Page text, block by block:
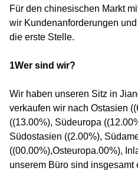
Für den chinesischen Markt
wir Kundenanforderungen
die erste Stelle.
1Wer sind wir?
Wir haben unseren Sitz in
verkaufen wir nach Ostasien
((13.00%), Südeuropa
Südostasien ((2.00%),
((00.00%),Osteuropa.00%),
unserem Büro sind insgesamt